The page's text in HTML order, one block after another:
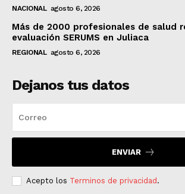
NACIONAL agosto 6, 2026
Más de 2000 profesionales de salud
evaluación SERUMS en Juliaca
REGIONAL agosto 6, 2026
Dejanos tus datos
ENVIAR
Acepto los Terminos de privacidad .